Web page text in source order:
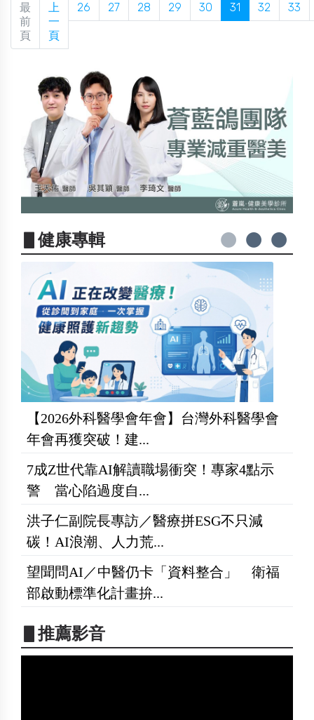
最
前
頁
上
一
頁
26 27 28 29 30 31 32 33
▋健康專輯
【2026外科醫學會年會】台灣外科醫學會
年會再獲突破！建...
7成Z世代靠AI解讀職場衝突！專家4點示
警 當心陷過度自...
洪子仁副院長專訪／醫療拼ESG不只減
碳！AI浪潮、人力荒...
望聞問AI／中醫仍卡「資料整合」 衛福
部啟動標準化計畫拚...
▋推薦影音